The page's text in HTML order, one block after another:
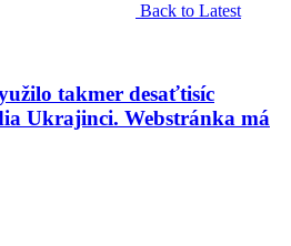
Back to Latest
takmer desaťtisíc
Ukrajinci. Webstránka má